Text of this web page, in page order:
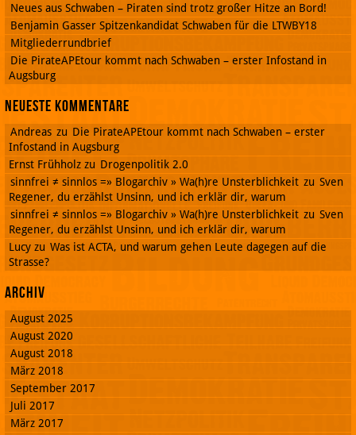
Neues aus Schwaben – Piraten sind trotz großer Hitze an Bord!
Benjamin Gasser Spitzenkandidat Schwaben für die LTWBY18
Mitgliederrundbrief
Die PirateAPEtour kommt nach Schwaben – erster Infostand in
Augsburg
Neueste Kommentare
Andreas zu Die PirateAPEtour kommt nach Schwaben – erster
Infostand in Augsburg
Ernst Frühholz zu Drogenpolitik 2.0
sinnfrei ≠ sinnlos =» Blogarchiv » Wa(h)re Unsterblichkeit zu Sven
Regener, du erzählst Unsinn, und ich erklär dir, warum
sinnfrei ≠ sinnlos =» Blogarchiv » Wa(h)re Unsterblichkeit zu Sven
Regener, du erzählst Unsinn, und ich erklär dir, warum
Lucy zu Was ist ACTA, und warum gehen Leute dagegen auf die
Strasse?
Archiv
August 2025
August 2020
August 2018
März 2018
September 2017
Juli 2017
März 2017